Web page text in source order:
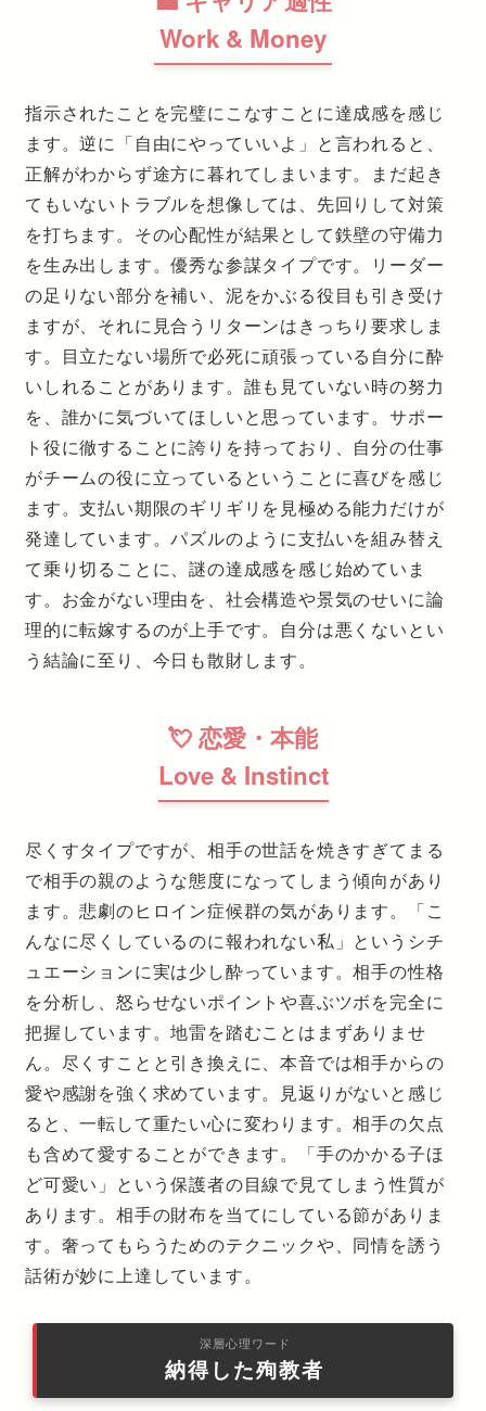
Work & Money
指示されたことを完璧にこなすことに達成感を感じ
ます。逆に「自由にやっていいよ」と言われると、
正解がわからず途方に暮れてしまいます。まだ起き
てもいないトラブルを想像しては、先回りして対策
を打ちます。その心配性が結果として鉄壁の守備力
を生み出します。優秀な参謀タイプです。リーダー
の足りない部分を補い、泥をかぶる役目も引き受け
ますが、それに見合うリターンはきっちり要求しま
す。目立たない場所で必死に頑張っている自分に酔
いしれることがあります。誰も見ていない時の努力
を、誰かに気づいてほしいと思っています。サポー
ト役に徹することに誇りを持っており、自分の仕事
がチームの役に立っているということに喜びを感じ
ます。支払い期限のギリギリを見極める能力だけが
発達しています。パズルのように支払いを組み替え
て乗り切ることに、謎の達成感を感じ始めていま
す。お金がない理由を、社会構造や景気のせいに論
理的に転嫁するのが上手です。自分は悪くないとい
う結論に至り、今日も散財します。
💘 恋愛・本能
Love & Instinct
尽くすタイプですが、相手の世話を焼きすぎてまる
で相手の親のような態度になってしまう傾向があり
ます。悲劇のヒロイン症候群の気があります。「こ
んなに尽くしているのに報われない私」というシチ
ュエーションに実は少し酔っています。相手の性格
を分析し、怒らせないポイントや喜ぶツボを完全に
把握しています。地雷を踏むことはまずありませ
ん。尽くすことと引き換えに、本音では相手からの
愛や感謝を強く求めています。見返りがないと感じ
ると、一転して重たい心に変わります。相手の欠点
も含めて愛することができます。「手のかかる子ほ
ど可愛い」という保護者の目線で見てしまう性質が
あります。相手の財布を当てにしている節がありま
す。奢ってもらうためのテクニックや、同情を誘う
話術が妙に上達しています。
深層心理ワード
納得した殉教者